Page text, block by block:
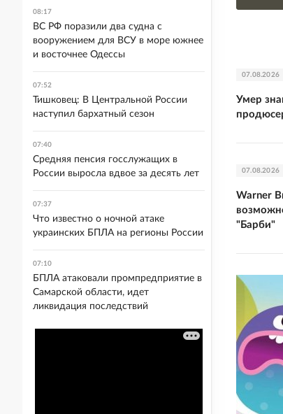
07.08.2026
Умер
07.08.2026
Warner
"Барби"
08:17
ВС РФ поразили два судна с
вооружением для ВСУ в море южнее
и восточнее Одессы
07:52
Тишковец: В Центральной России
наступил бархатный сезон
07:40
Средняя пенсия госслужащих в
России выросла вдвое за десять лет
07:37
Что известно о ночной атаке
украинских БПЛА на регионы России
07:10
БПЛА атаковали промпредприятие в
Самарской области, идет
ликвидация последствий